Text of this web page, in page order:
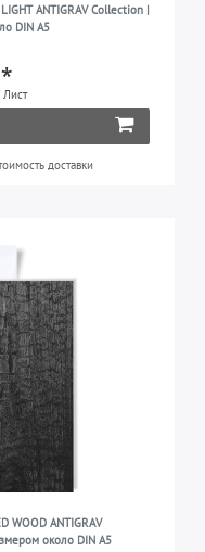
ANTIGRAV Collection |
DIN A5
доставки
WOOD ANTIGRAV
около DIN A5